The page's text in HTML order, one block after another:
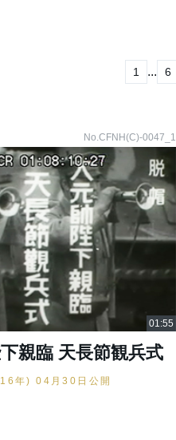
1 ... 6
No.CFNH(C)-0047_1
親臨 天長節観兵式
年) 04月30日公開